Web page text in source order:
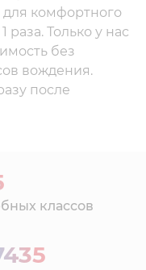
для комфортного
раза. Только у нас
без
вождения.
после
классов